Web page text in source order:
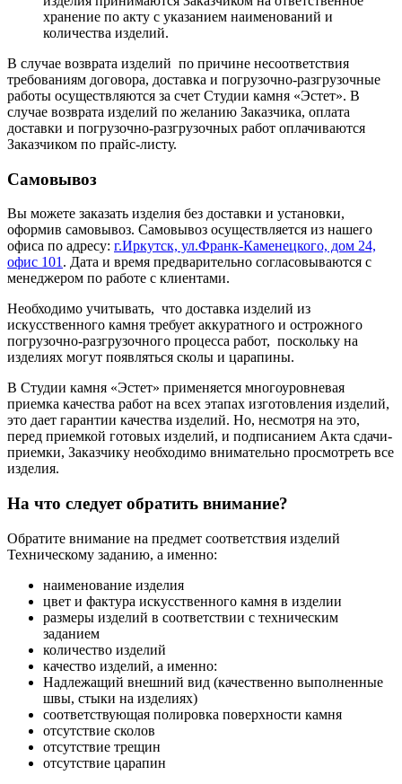
хранение по акту с указанием наименований и
количества изделий.
В случае возврата изделий по причине несоответствия
требованиям договора, доставка и погрузочно-разгрузочные
работы осуществляются за счет Студии камня «Эстет». В
случае возврата изделий по желанию Заказчика, оплата
доставки и погрузочно-разгрузочных работ оплачиваются
Заказчиком по прайс-листу.
Самовывоз
Вы можете заказать изделия без доставки и установки,
оформив самовывоз. Самовывоз осуществляется из нашего
офиса по адресу: г.Иркутск, ул.Франк-Каменецкого, дом 24,
офис 101 . Дата и время предварительно согласовываются с
менеджером по работе с клиентами.
Необходимо учитывать, что доставка изделий из
искусственного камня требует аккуратного и острожного
погрузочно-разгрузочного процесса работ, поскольку на
изделиях могут появляться сколы и царапины.
В Студии камня «Эстет» применяется многоуровневая
приемка качества работ на всех этапах изготовления изделий,
это дает гарантии качества изделий. Но, несмотря на это,
перед приемкой готовых изделий, и подписанием Акта сдачи-
приемки, Заказчику необходимо внимательно просмотреть все
изделия.
На что следует обратить внимание?
Обратите внимание на предмет соответствия изделий
Техническому заданию, а именно:
наименование изделия
цвет и фактура искусственного камня в изделии
размеры изделий в соответствии с техническим
заданием
количество изделий
качество изделий, а именно:
Надлежащий внешний вид (качественно выполненные
швы, стыки на изделиях)
соответствующая полировка поверхности камня
отсутствие сколов
отсутствие трещин
отсутствие царапин